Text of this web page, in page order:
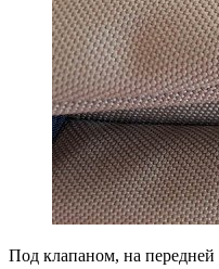
Под клапаном, на передней